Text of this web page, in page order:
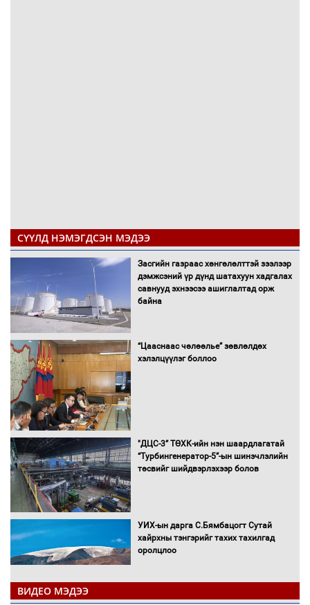
СҮҮЛД НЭМЭГДСЭН МЭДЭЭ
Засгийн газраас хөнгөлөлттэй зээлээр
дэмжсэний үр дүнд шатахуун хадгалах
савнууд эхнээсээ ашиглалтад орж
байна
“Цааснаас чөлөөлье” зөвлөлдөх
хэлэлцүүлэг боллоо
"ДЦС-3” ТӨХК-ийн нэн шаардлагатай
“Турбингенератор-5”-ын шинэчлэлийн
төсвийг шийдвэрлэхээр болов
УИХ-ын дарга С.Бямбацогт Сутай
хайрхны тэнгэрийг тахих тахилгад
оролцлоо
ВИДЕО МЭДЭЭ